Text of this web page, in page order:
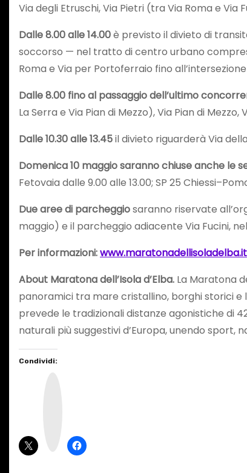
Via degli Etruschi, Via Pietri (tra Via Roma e Via
Dalle 8.00 alle 14.00è previsto il divieto di
soccorso — nel tratto di centro urbano
Roma e Via per Portoferraio fino
Dalle 8.00 fino al passaggio dell’ultimo
La Serra e Via Pian di Mezzo), Via Pian di
Dalle 10.30 alle 13.45il divieto riguarderà Via
Domenica 10 maggio saranno chiuse anche le
Fetovaia dalle 9.00 alle 13.00; SP 25
Due aree di parcheggiosaranno riservate
maggio) e il parcheggio adiacente Via Fucini,
Per informazioni:www.maratonadellisoladelba.it
About Maratona dell’Isola d’Elba. La Maratona
panoramici tra mare cristallino, borghi storici e
prevede le tradizionali distanze agonistiche di
naturali più suggestivi d’Europa, unendo sport,
Condividi: